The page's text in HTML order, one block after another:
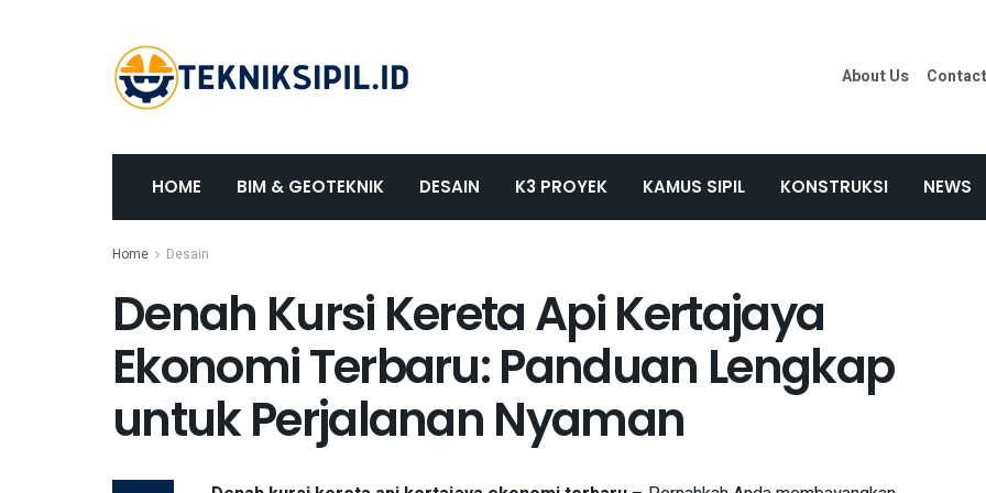
About Us
HOME BIM & GEOTEKNIK DESAIN K3 PROYEK KAMUS SIPIL KONSTRUKSI NEWS
Home Desain
Denah Kursi Kereta Api Kertajaya
Ekonomi Terbaru: Panduan Lengkap
untuk Perjalanan Nyaman